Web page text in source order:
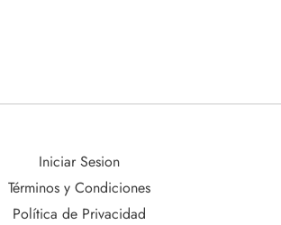
Iniciar Sesion
Términos y Condiciones
Política de Privacidad